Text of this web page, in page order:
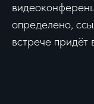
определено,
встрече придёт